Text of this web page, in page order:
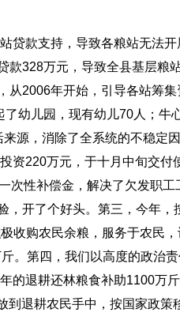
款支持，导致各粮站无法开
328万元，导致全县基层粮
2006年开始，引导各站筹
幼儿园，现有幼儿70人；牛
源，消除了全系统的不稳定
资220万元，于十月中旬交付
次性补偿金，解决了欠发职
开了个好头。第三，今年，
收购农民余粮，服务于农民
。第四，我们以高度的政治
的退耕还林粮食补助1100万
退耕农民手中，按国家政策